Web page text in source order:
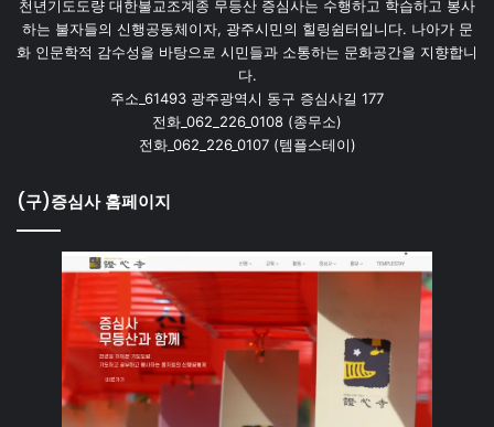
천년기도도량 대한불교조계종 무등산 증심사는 수행하고 학습하고 봉사
하는 불자들의 신행공동체이자, 광주시민의 힐링쉼터입니다. 나아가 문
화 인문학적 감수성을 바탕으로 시민들과 소통하는 문화공간을 지향합니
다.
주소_61493 광주광역시 동구 증심사길 177
전화_062_226_0108 (종무소)
전화_062_226_0107 (템플스테이)
(구)증심사 홈페이지